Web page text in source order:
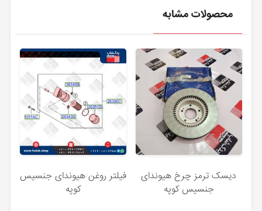
محصولات مشابه
دیسک ترمز چرخ هیوندای
جنسیس کوپه
فیلتر روغن هیوندای جنسیس
کوپه